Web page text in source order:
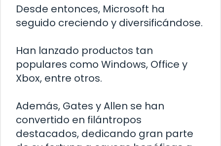
Desde entonces, Microsoft ha
seguido creciendo y diversificándose.
Han lanzado productos tan
populares como Windows, Office y
Xbox, entre otros.
Además, Gates y Allen se han
convertido en filántropos
destacados, dedicando gran parte